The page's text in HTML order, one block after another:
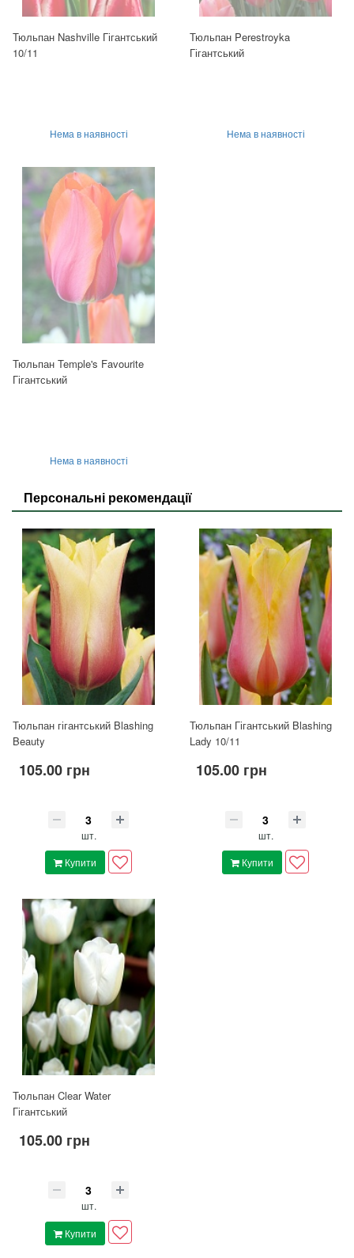
Тюльпан Nashville Гігантський
10/11
Нема в наявності
Тюльпан Perestroyka
Гігантський
Нема в наявності
Тюльпан Temple's Favourite
Гігантський
Нема в наявності
Персональні рекомендації
Тюльпан гігантський Blashing
Beauty
105.00 грн
шт.
Купити
Тюльпан Гігантський Blashing
Lady 10/11
105.00 грн
шт.
Купити
Тюльпан Clear Water
Гігантський
105.00 грн
шт.
Купити